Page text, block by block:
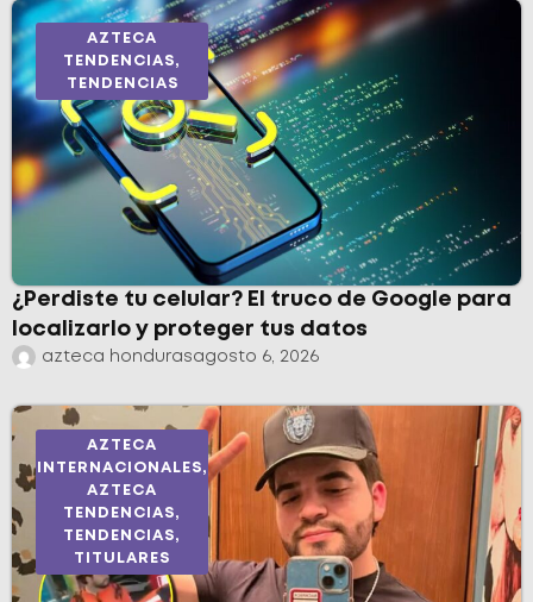
AZTECA
TENDENCIAS,
TENDENCIAS
¿Perdiste tu celular? El truco de Google para
localizarlo y proteger tus datos
azteca hondurasagosto 6, 2026
AZTECA
INTERNACIONALES,
AZTECA
TENDENCIAS,
TENDENCIAS,
TITULARES